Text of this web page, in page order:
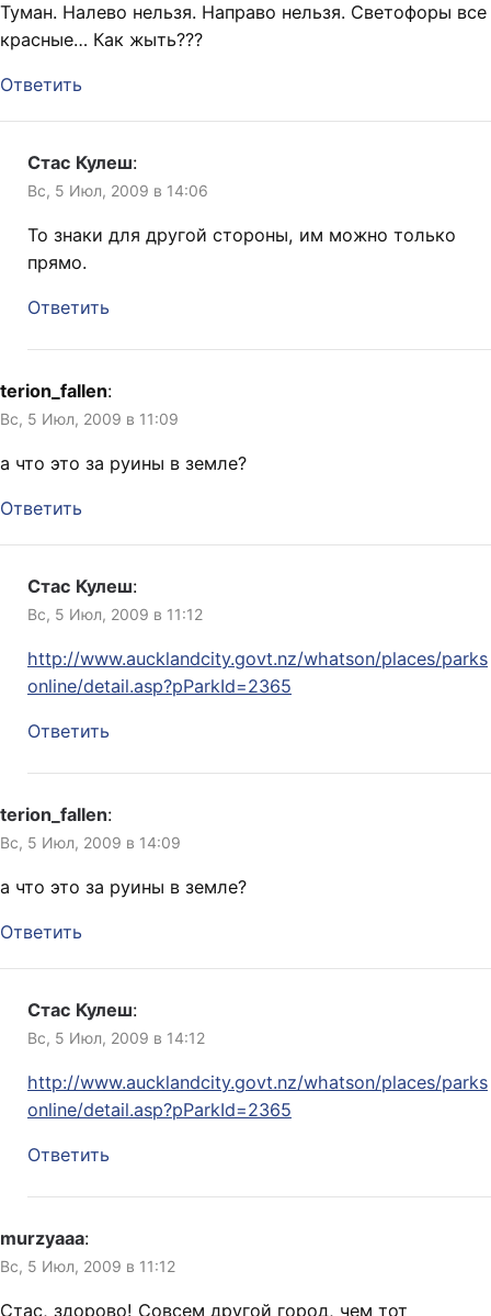
Туман. Налево нельзя. Направо нельзя. Светофоры все
красные… Как жыть???
Ответить
Стас Кулеш:
Вс, 5 Июл, 2009 в 14:06
То знаки для другой стороны, им можно только
прямо.
Ответить
terion_fallen:
Вс, 5 Июл, 2009 в 11:09
а что это за руины в земле?
Ответить
Стас Кулеш:
Вс, 5 Июл, 2009 в 11:12
http://www.aucklandcity.govt.nz/whatson/places/parks
online/detail.asp?pParkId=2365
Ответить
terion_fallen:
Вс, 5 Июл, 2009 в 14:09
а что это за руины в земле?
Ответить
Стас Кулеш:
Вс, 5 Июл, 2009 в 14:12
http://www.aucklandcity.govt.nz/whatson/places/parks
online/detail.asp?pParkId=2365
Ответить
murzyaaa:
Вс, 5 Июл, 2009 в 11:12
Стас, здорово! Совсем другой город, чем тот